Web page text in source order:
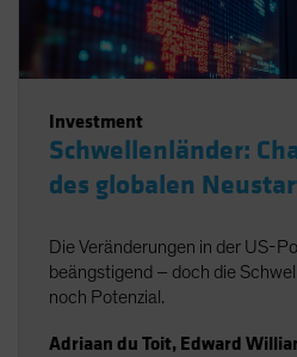
Investment
Schwellenländer:
des globalen
Die Veränderungen in der US-
beängstigend – doch die
noch Potenzial.
Adriaan du Toit, Edward